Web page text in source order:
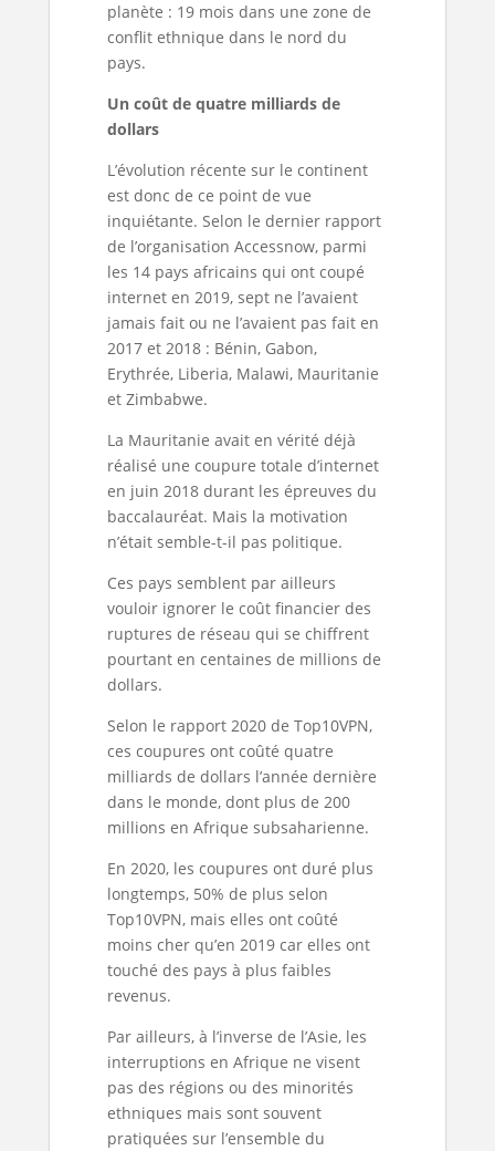
planète : 19 mois dans une zone de
conflit ethnique dans le nord du
pays.
Un coût de quatre milliards de
dollars
L’évolution récente sur le continent
est donc de ce point de vue
inquiétante. Selon le dernier rapport
de l’organisation Accessnow, parmi
les 14 pays africains qui ont coupé
internet en 2019, sept ne l’avaient
jamais fait ou ne l’avaient pas fait en
2017 et 2018 : Bénin, Gabon,
Erythrée, Liberia, Malawi, Mauritanie
et Zimbabwe.
La Mauritanie avait en vérité déjà
réalisé une coupure totale d’internet
en juin 2018 durant les épreuves du
baccalauréat. Mais la motivation
n’était semble-t-il pas politique.
Ces pays semblent par ailleurs
vouloir ignorer le coût financier des
ruptures de réseau qui se chiffrent
pourtant en centaines de millions de
dollars.
Selon le rapport 2020 de Top10VPN,
ces coupures ont coûté quatre
milliards de dollars l’année dernière
dans le monde, dont plus de 200
millions en Afrique subsaharienne.
En 2020, les coupures ont duré plus
longtemps, 50% de plus selon
Top10VPN, mais elles ont coûté
moins cher qu’en 2019 car elles ont
touché des pays à plus faibles
revenus.
Par ailleurs, à l’inverse de l’Asie, les
interruptions en Afrique ne visent
pas des régions ou des minorités
ethniques mais sont souvent
pratiquées sur l’ensemble du